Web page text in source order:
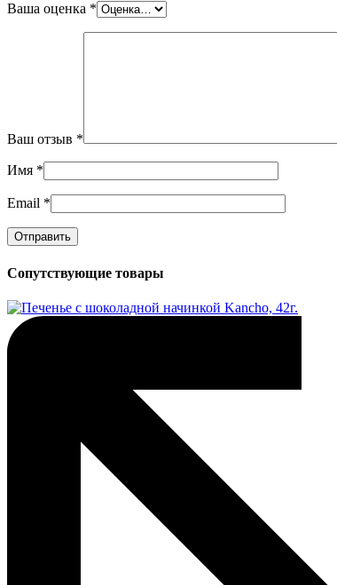
Ваша оценка *
Ваш отзыв *
Имя *
Email *
Сопутствующие товары